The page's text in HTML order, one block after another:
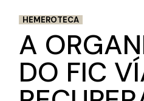
HEMEROTECA
A
DO FIC